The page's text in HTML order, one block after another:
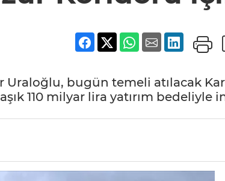
Uraloğlu, bugün temeli atılacak
110 milyar lira yatırım bedeliyle